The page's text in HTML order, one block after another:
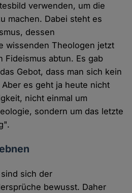
verwenden, um die
machen. Dabei steht es
dessen
wissenden Theologen jetzt
Fideismus abtun. Es gab
Gebot, dass man sich kein
es geht ja heute nicht
nicht einmal um
sondern um das letzte
sich der
bewusst. Daher